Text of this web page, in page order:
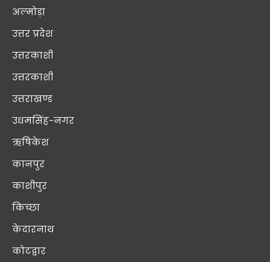
अल्मोड़ा
उत्तर प्रदेश
उत्तरकाशी
उत्तरकाशी
उत्तराखण्ड
उधमसिंह-नगर
ऋषिकेश
कानपुर
काशीपुर
किच्छा
केदारनाथ
कोटद्वार